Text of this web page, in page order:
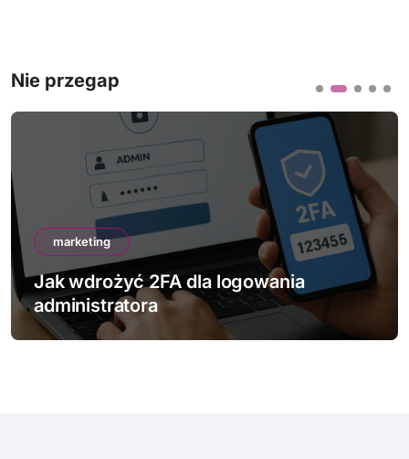
Nie przegap
marketing
Jak wdrożyć 2FA dla logowania
administratora